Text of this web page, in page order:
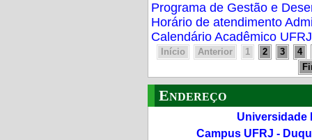
Programa de Gestão e
Horário de atendimento
Calendário Acadêmico
Início Anterior 1 2 3
4
Endereço
Universidade
Campus UFRJ -